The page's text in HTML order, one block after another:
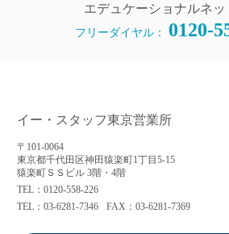
エデュケーショナルネッ
フリーダイヤル： 0120-
イー・スタッフ東京営業所
〒101-0064
東京都千代田区神田猿楽町1丁目5-15
猿楽町ＳＳビル 3階・4階
TEL：0120-558-226
TEL：03-6281-7346
FAX：03-6281-7369